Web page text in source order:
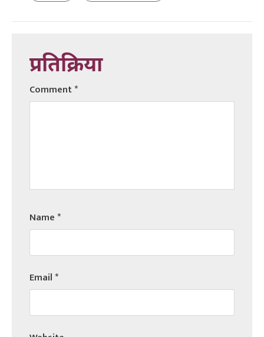
प्रतिक्रिया
Comment*
Name*
Email*